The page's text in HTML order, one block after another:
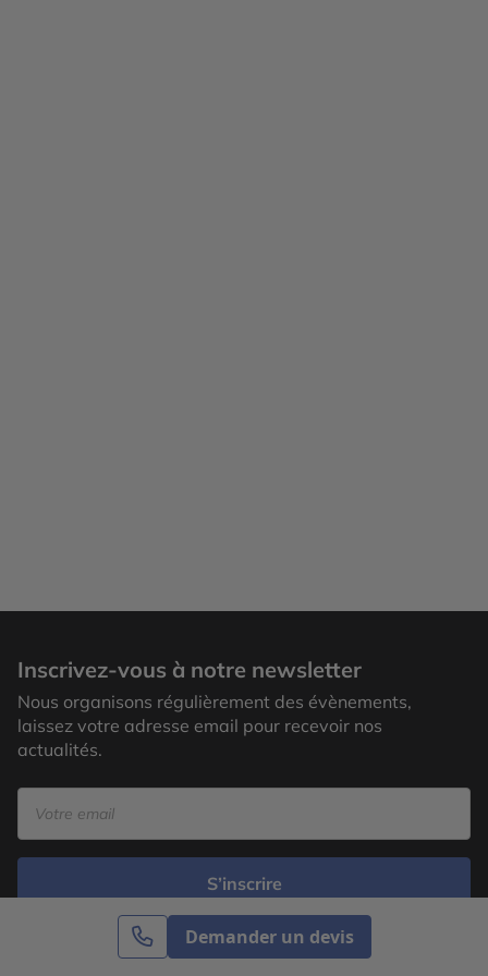
Demander un devis
Inscrivez-vous à notre newsletter
Nous organisons régulièrement des évènements,
laissez votre adresse email pour recevoir nos
actualités.
S’inscrire